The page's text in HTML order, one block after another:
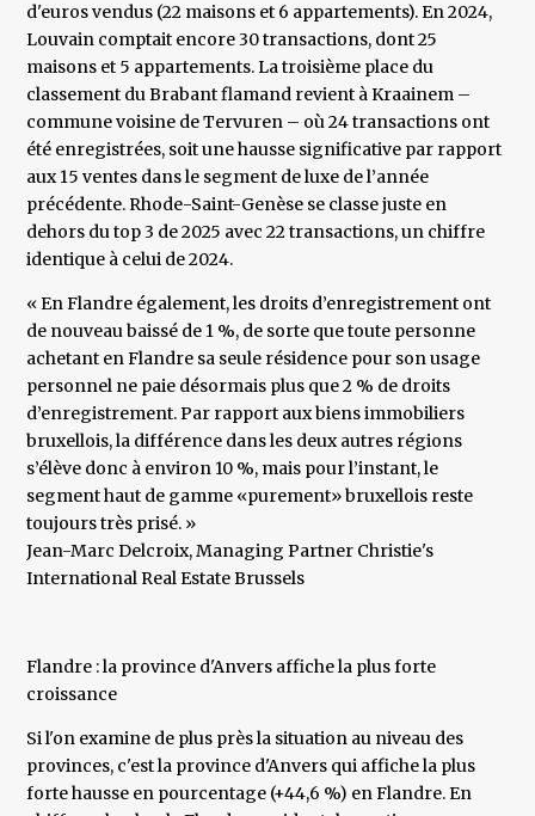
d'euros vendus (22 maisons et 6 appartements). En 2024,
Louvain comptait encore 30 transactions, dont 25
maisons et 5 appartements. La troisième place du
classement du Brabant flamand revient à Kraainem –
commune voisine de Tervuren – où 24 transactions ont
été enregistrées, soit une hausse significative par rapport
aux 15 ventes dans le segment de luxe de l’année
précédente. Rhode-Saint-Genèse se classe juste en
dehors du top 3 de 2025 avec 22 transactions, un chiffre
identique à celui de 2024.
« En Flandre également, les droits d’enregistrement ont
de nouveau baissé de 1 %, de sorte que toute personne
achetant en Flandre sa seule résidence pour son usage
personnel ne paie désormais plus que 2 % de droits
d’enregistrement. Par rapport aux biens immobiliers
bruxellois, la différence dans les deux autres régions
s’élève donc à environ 10 %, mais pour l’instant, le
segment haut de gamme «purement» bruxellois reste
toujours très prisé. »
​Jean-Marc Delcroix, Managing Partner Christie's
International Real Estate Brussels
Flandre : la province d'Anvers affiche la plus forte
croissance
Si l'on examine de plus près la situation au niveau des
provinces, c'est la province d'Anvers qui affiche la plus
forte hausse en pourcentage (+44,6 %) en Flandre. En